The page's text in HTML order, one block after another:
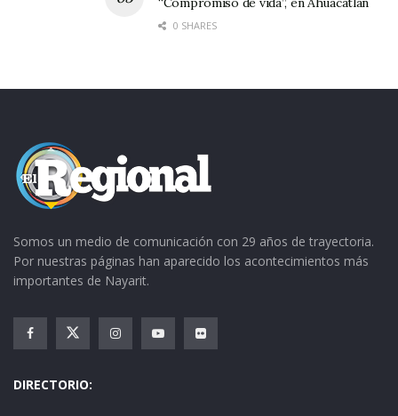
pueblo; pero en el terreno político cada quien
0 SHARES
Somos un medio de comunicación con 29 años de trayectoria.
Por nuestras páginas han aparecido los acontecimientos más
importantes de Nayarit.
DIRECTORIO: